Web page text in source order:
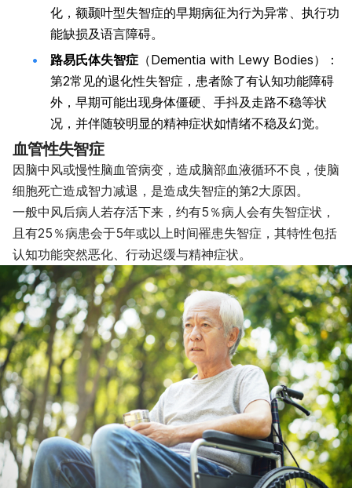
化，额颞叶型失智症的早期病征为行为异常、执行功
能缺损及语言障碍。
路易氏体失智症 （Dementia with Lewy Bodies）：
第2常见的退化性失智症，患者除了有认知功能障碍
外，早期可能出现身体僵硬、手抖及走路不稳等状
况，并伴随较明显的精神症状如情绪不稳及幻觉。
血管性失智症
因脑中风或慢性脑血管病变，造成脑部血液循环不良，使脑
细胞死亡造成智力减退，是造成失智症的第2大原因。
一般中风后病人若存活下来，约有5％病人会有失智症状，
且有25％病患会于5年或以上时间罹患失智症，其特性包括
认知功能突然恶化、行动迟缓与精神症状。